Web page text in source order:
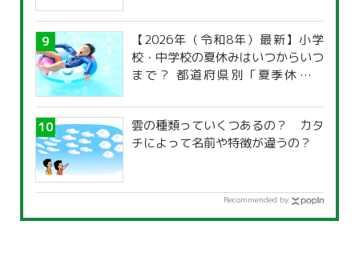
【2026年（令和8年）最新】小学
校・中学校の夏休みはいつからいつ
まで？ 都道府県別「夏季休暇一
雲の種類っていくつあるの？ カタ
チによって名前や特徴が違うの？
Recommended by